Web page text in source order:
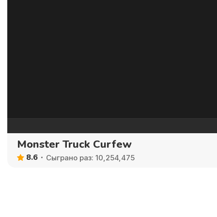
Monster Truck Curfew
8.6 Сыграно раз: 10,254,475